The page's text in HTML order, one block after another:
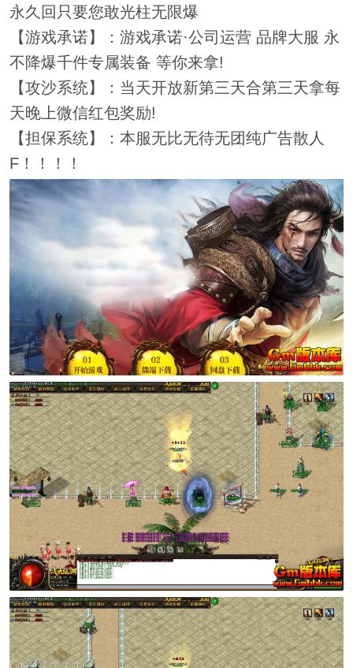
永久回只要您敢光柱无限爆
【游戏承诺】：游戏承诺·公司运营 品牌大服 永
不降爆千件专属装备 等你来拿!
【攻沙系统】：当天开放新第三天合第三天拿每
天晚上微信红包奖励!
【担保系统】：本服无比无待无团纯广告散人
F！！！！